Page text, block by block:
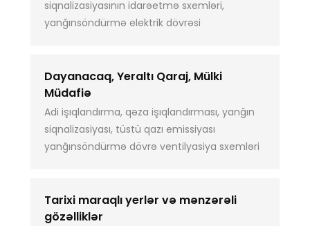
siqnalizasiyasının idarəetmə sxemləri,
yanğınsöndürmə elektrik dövrəsi
Dayanacaq, Yeraltı Qaraj, Mülki
Müdafiə
Adi işıqlandırma, qəza işıqlandırması, yanğın
siqnalizasiyası, tüstü qazı emissiyası
yanğınsöndürmə dövrə ventilyasiya sxemləri
Tarixi maraqlı yerlər və mənzərəli
gözəlliklər